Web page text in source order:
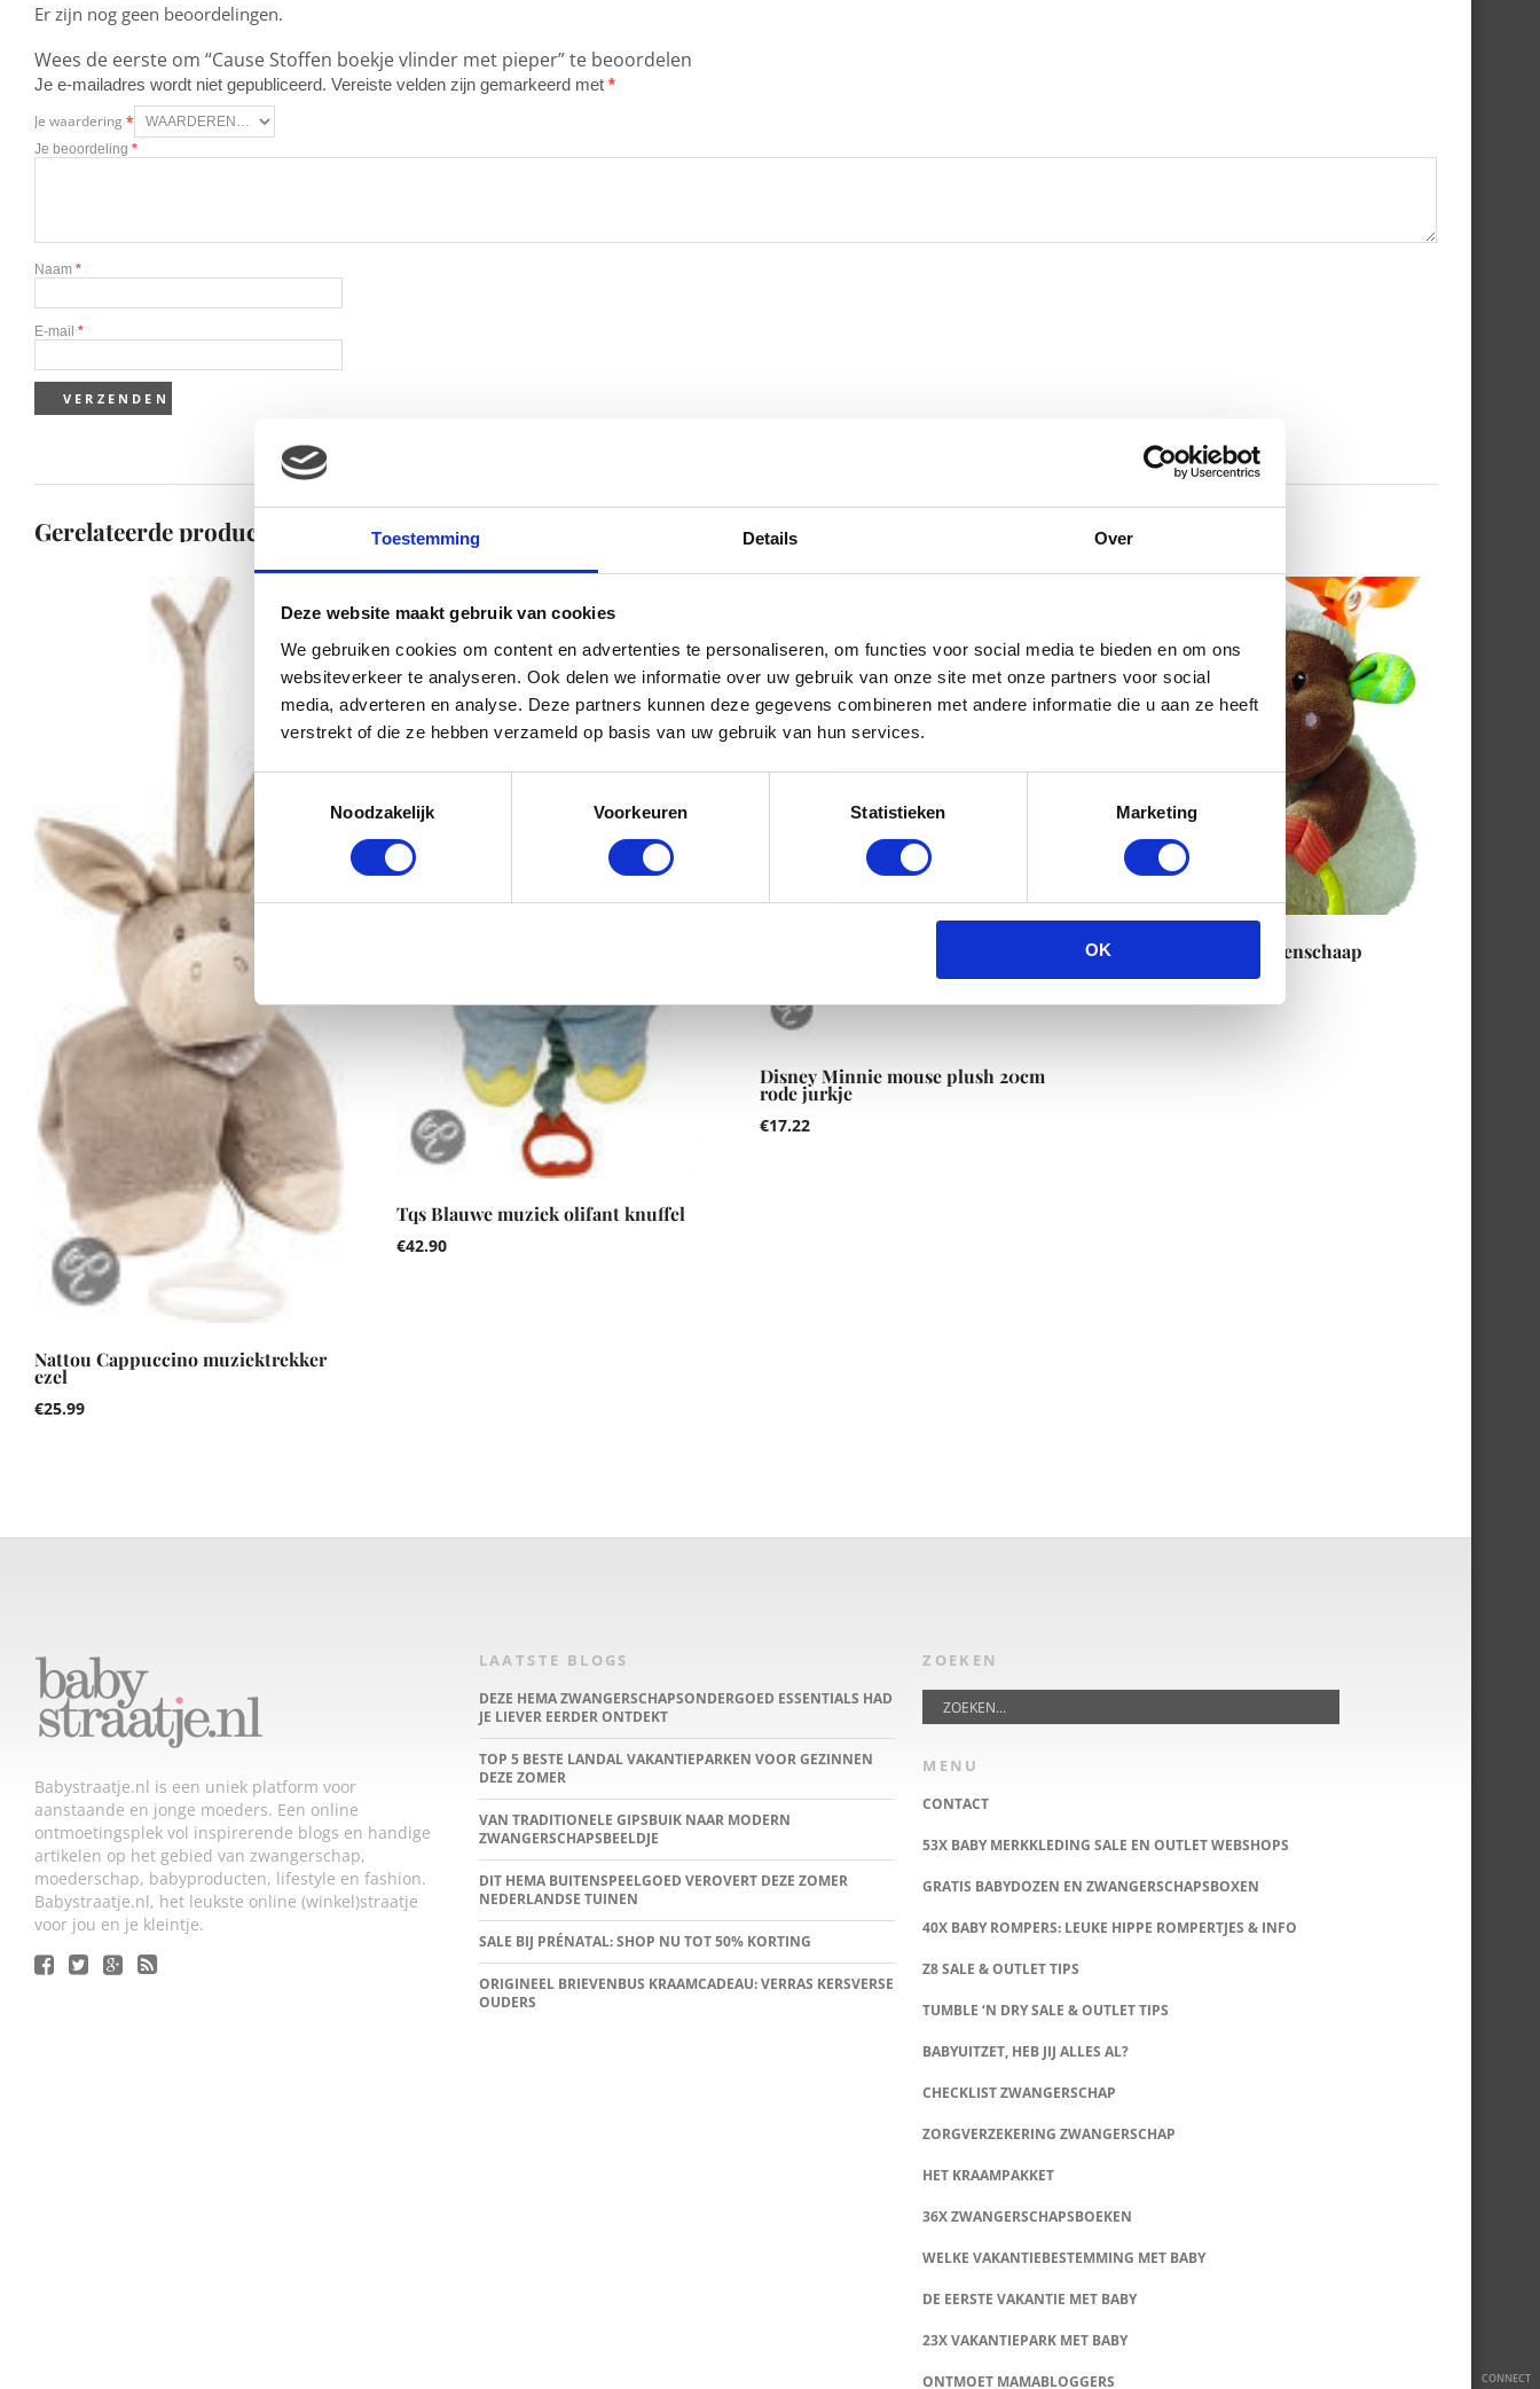
Toestemming Details Over
Deze website maakt gebruik van cookies
We gebruiken cookies om content en advertenties te personaliseren, om functies voor social media te bieden en om ons
websiteverkeer te analyseren. Ook delen we informatie over uw gebruik van onze site met onze partners voor social
media, adverteren en analyse. Deze partners kunnen deze gegevens combineren met andere informatie die u aan ze heeft
verstrekt of die ze hebben verzameld op basis van uw gebruik van hun services.
Toestemmingsselectie
Noodzakelijk
Voorkeuren Statistieken Marketing
OK
CONNECT
Er zijn nog geen beoordelingen.
Wees de eerste om “Cause Stoffen boekje vlinder met pieper” te beoordelen
Je e-mailadres wordt niet gepubliceerd. Vereiste velden zijn gemarkeerd met *
Je waardering *
Je beoordeling *
Naam *
E-mail *
Gerelateerde producten
Nattou Cappuccino muziektrekker
ezel
€25.99
Tqs Blauwe muziek olifant knuffel
€42.90
Disney Minnie mouse plush 20cm
rode jurkje
€17.22
Tuck reis-activiteitenschaap
€17.99
Babystraatje.nl is een uniek platform voor
aanstaande en jonge moeders. Een online
ontmoetingsplek vol inspirerende blogs en handige
artikelen op het gebied van zwangerschap,
moederschap, babyproducten, lifestyle en fashion.
Babystraatje.nl, het leukste online (winkel)straatje
voor jou en je kleintje.
LAATSTE BLOGS
DEZE HEMA ZWANGERSCHAPSONDERGOED ESSENTIALS HAD
JE LIEVER EERDER ONTDEKT
TOP 5 BESTE LANDAL VAKANTIEPARKEN VOOR GEZINNEN
DEZE ZOMER
VAN TRADITIONELE GIPSBUIK NAAR MODERN
ZWANGERSCHAPSBEELDJE
DIT HEMA BUITENSPEELGOED VEROVERT DEZE ZOMER
NEDERLANDSE TUINEN
SALE BIJ PRÉNATAL: SHOP NU TOT 50% KORTING
ORIGINEEL BRIEVENBUS KRAAMCADEAU: VERRAS KERSVERSE
OUDERS
ZOEKEN
MENU
CONTACT
53X BABY MERKKLEDING SALE EN OUTLET WEBSHOPS
GRATIS BABYDOZEN EN ZWANGERSCHAPSBOXEN
40X BABY ROMPERS: LEUKE HIPPE ROMPERTJES & INFO
Z8 SALE & OUTLET TIPS
TUMBLE ‘N DRY SALE & OUTLET TIPS
BABYUITZET, HEB JIJ ALLES AL?
CHECKLIST ZWANGERSCHAP
ZORGVERZEKERING ZWANGERSCHAP
HET KRAAMPAKKET
36X ZWANGERSCHAPSBOEKEN
WELKE VAKANTIEBESTEMMING MET BABY
DE EERSTE VAKANTIE MET BABY
23X VAKANTIEPARK MET BABY
ONTMOET MAMABLOGGERS